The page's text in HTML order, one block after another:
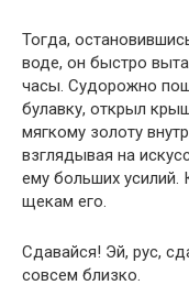
Тогда,
воде, он быстро
часы. Судорожно
булавку, открыл
мягкому золоту
взглядывая на
ему больших усилий.
щекам его.
Сдавайся! Эй, рус,
совсем близко.